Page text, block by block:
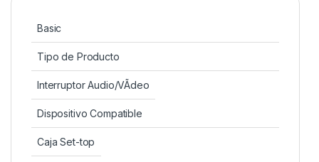
Basic
Tipo de Producto
Interruptor Audio/VÃ­deo
Dispositivo Compatible
Caja Set-top